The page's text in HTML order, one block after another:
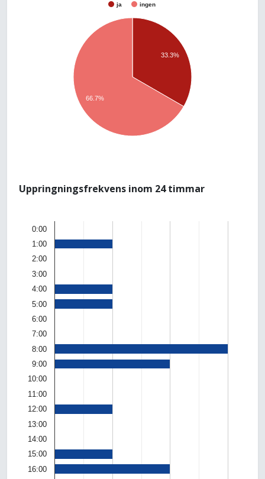
ja ingen
33.3%
66.7%
Uppringningsfrekvens inom 24 timmar
0:00
1:00
2:00
3:00
4:00
5:00
6:00
7:00
8:00
9:00
10:00
11:00
12:00
13:00
14:00
15:00
16:00